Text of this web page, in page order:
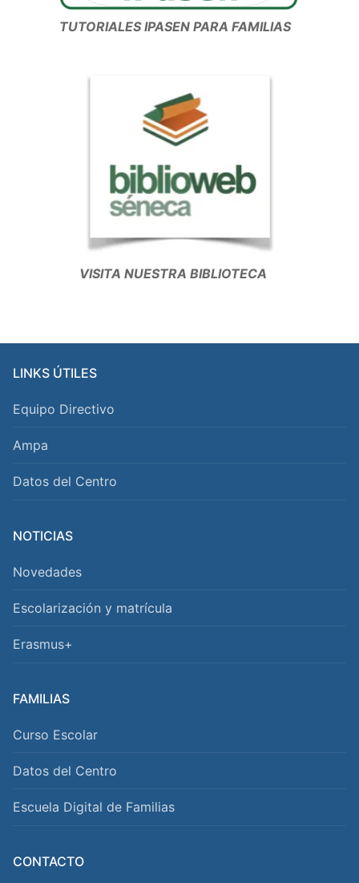
TUTORIALES IPASEN PARA FAMILIAS
VISITA NUESTRA BIBLIOTECA
LINKS ÚTILES
Equipo Directivo
Ampa
Datos del Centro
NOTICIAS
Novedades
Escolarización y matrícula
Erasmus+
FAMILIAS
Curso Escolar
Datos del Centro
Escuela Digital de Familias
CONTACTO